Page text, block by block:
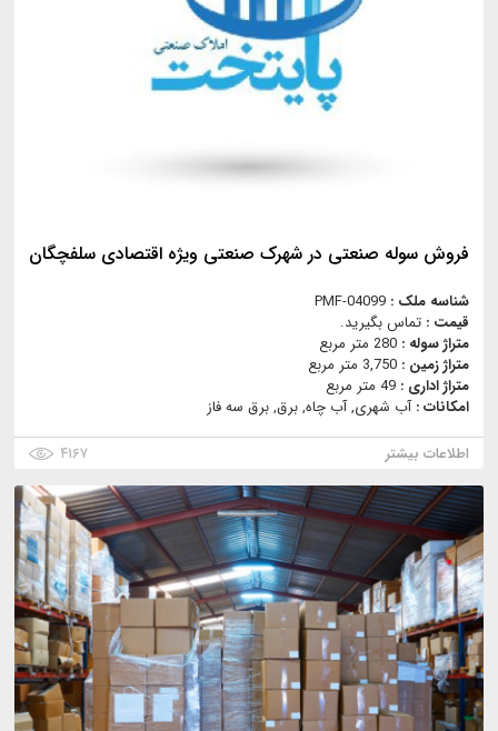
فروش سوله صنعتی در شهرک صنعتی ویژه اقتصادی سلفچگان
شناسه ملک : PMF-04099
قیمت : تماس بگیرید.
متراژ سوله : 280 متر مربع
متراژ زمین : 3,750 متر مربع
متراژ اداری : 49 متر مربع
امکانات :آب شهری, آب چاه, برق, برق سه فاز
اطلاعات بیشتر
۴۱۶۷